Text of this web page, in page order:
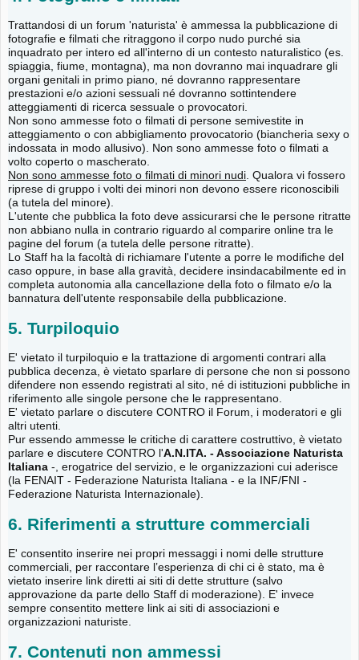
Trattandosi di un forum 'naturista' è ammessa la pubblicazione di
fotografie e filmati che ritraggono il corpo nudo purché sia
inquadrato per intero ed all'interno di un contesto naturalistico (es.
spiaggia, fiume, montagna), ma non dovranno mai inquadrare gli
organi genitali in primo piano, né dovranno rappresentare
prestazioni e/o azioni sessuali né dovranno sottintendere
atteggiamenti di ricerca sessuale o provocatori.
Non sono ammesse foto o filmati di persone semivestite in
atteggiamento o con abbigliamento provocatorio (biancheria sexy o
indossata in modo allusivo). Non sono ammesse foto o filmati a
volto coperto o mascherato.
Non sono ammesse foto o filmati di minori nudi. Qualora vi fossero
riprese di gruppo i volti dei minori non devono essere riconoscibili
(a tutela del minore).
L'utente che pubblica la foto deve assicurarsi che le persone ritratte
non abbiano nulla in contrario riguardo al comparire online tra le
pagine del forum (a tutela delle persone ritratte).
Lo Staff ha la facoltà di richiamare l'utente a porre le modifiche del
caso oppure, in base alla gravità, decidere insindacabilmente ed in
completa autonomia alla cancellazione della foto o filmato e/o la
bannatura dell'utente responsabile della pubblicazione.
5. Turpiloquio
E' vietato il turpiloquio e la trattazione di argomenti contrari alla
pubblica decenza, è vietato sparlare di persone che non si possono
difendere non essendo registrati al sito, né di istituzioni pubbliche in
riferimento alle singole persone che le rappresentano.
E' vietato parlare o discutere CONTRO il Forum, i moderatori e gli
altri utenti.
Pur essendo ammesse le critiche di carattere costruttivo, è vietato
parlare e discutere CONTRO l'A.N.ITA. - Associazione Naturista
Italiana -, erogatrice del servizio, e le organizzazioni cui aderisce
(la FENAIT - Federazione Naturista Italiana - e la INF/FNI -
Federazione Naturista Internazionale).
6. Riferimenti a strutture commerciali
E' consentito inserire nei propri messaggi i nomi delle strutture
commerciali, per raccontare l’esperienza di chi ci è stato, ma è
vietato inserire link diretti ai siti di dette strutture (salvo
approvazione da parte dello Staff di moderazione). E' invece
sempre consentito mettere link ai siti di associazioni e
organizzazioni naturiste.
7. Contenuti non ammessi